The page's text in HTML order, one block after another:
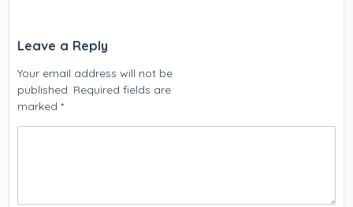
Leave a Reply
Your email address will not be
published. Required fields are
marked*